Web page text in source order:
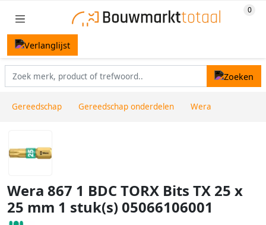
Gereedschap Gereedschap onderdelen Wera
Wera 867 1 BDC TORX Bits TX 25 x
25 mm 1 stuk(s) 05066106001